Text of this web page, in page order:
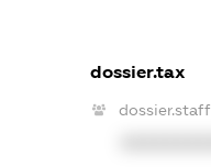
dossier.tax
dossier.staff